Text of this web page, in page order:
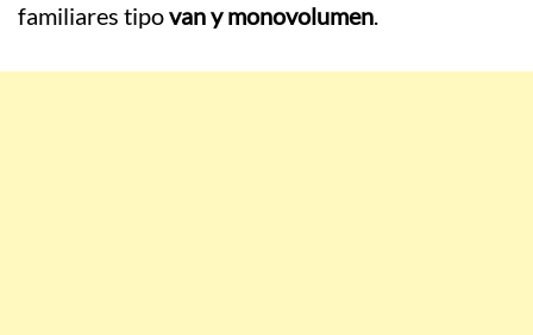
familiares tipovan y monovolumen.